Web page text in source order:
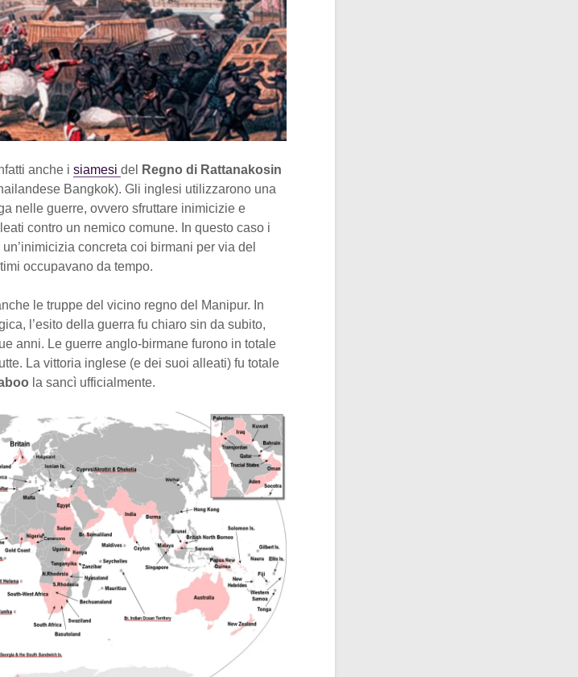
anche i siamesi del
Regno di Rattanakosin
Bangkok). Gli inglesi utilizzarono una
nelle guerre, ovvero sfruttare inimicizie e
contro un nemico comune. In questo caso i
concreta coi birmani per via del
occupavano da tempo.
le truppe del vicino regno del Manipur. In
l’esito della guerra fu chiaro sin da subito,
anni. Le guerre anglo-birmane furono in totale
La vittoria inglese (e dei suoi alleati) fu totale
la sancì ufficialmente.